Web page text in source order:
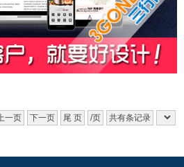
上一页 下一页 尾 页 /页 共有条记录